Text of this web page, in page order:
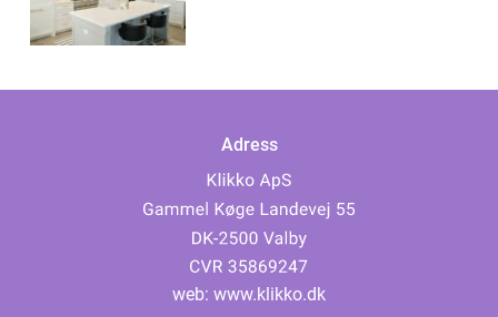
Adress
web: www.klikko.dk